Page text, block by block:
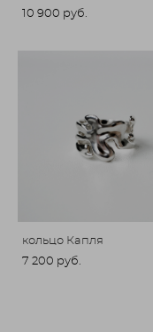
10 900 pуб.
кольцо Капля
7 200 pуб.